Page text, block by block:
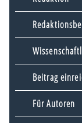
Beitrag
Für Autoren